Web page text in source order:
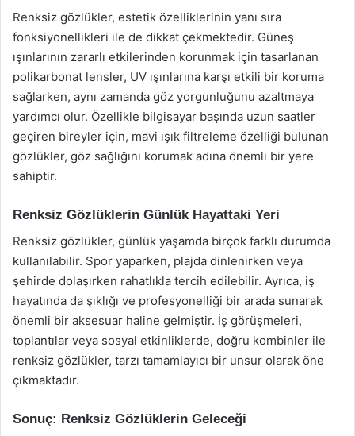
Renksiz gözlükler, estetik özelliklerinin yanı sıra
fonksiyonellikleri ile de dikkat çekmektedir. Güneş
ışınlarının zararlı etkilerinden korunmak için tasarlanan
polikarbonat lensler, UV ışınlarına karşı etkili bir koruma
sağlarken, aynı zamanda göz yorgunluğunu azaltmaya
yardımcı olur. Özellikle bilgisayar başında uzun saatler
geçiren bireyler için, mavi ışık filtreleme özelliği bulunan
gözlükler, göz sağlığını korumak adına önemli bir yere
sahiptir.
Renksiz Gözlüklerin Günlük Hayattaki Yeri
Renksiz gözlükler, günlük yaşamda birçok farklı durumda
kullanılabilir. Spor yaparken, plajda dinlenirken veya
şehirde dolaşırken rahatlıkla tercih edilebilir. Ayrıca, iş
hayatında da şıklığı ve profesyonelliği bir arada sunarak
önemli bir aksesuar haline gelmiştir. İş görüşmeleri,
toplantılar veya sosyal etkinliklerde, doğru kombinler ile
renksiz gözlükler, tarzı tamamlayıcı bir unsur olarak öne
çıkmaktadır.
Sonuç: Renksiz Gözlüklerin Geleceği